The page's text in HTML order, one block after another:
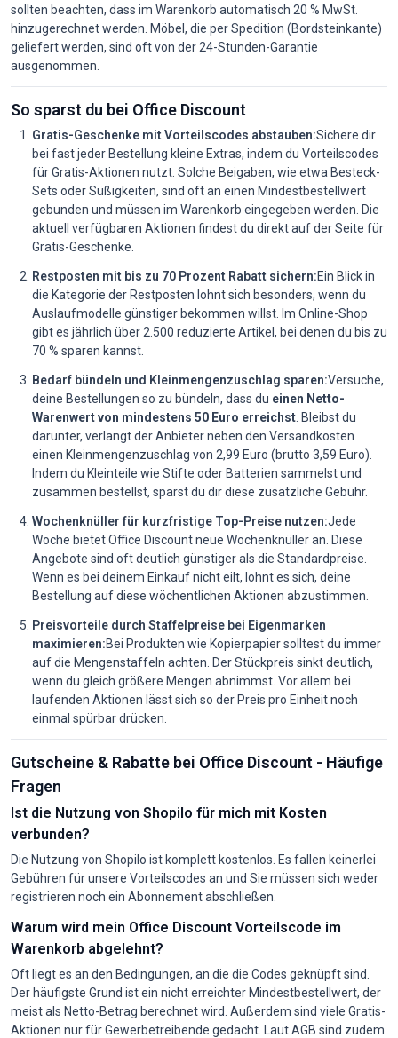
sollten beachten, dass im Warenkorb automatisch 20 % MwSt.
hinzugerechnet werden. Möbel, die per Spedition (Bordsteinkante)
geliefert werden, sind oft von der 24-Stunden-Garantie
ausgenommen.
So sparst du bei Office Discount
Gratis-Geschenke mit Vorteilscodes abstauben:Sichere dir
bei fast jeder Bestellung kleine Extras, indem du Vorteilscodes
für Gratis-Aktionen nutzt. Solche Beigaben, wie etwa Besteck-
Sets oder Süßigkeiten, sind oft an einen Mindestbestellwert
gebunden und müssen im Warenkorb eingegeben werden. Die
aktuell verfügbaren Aktionen findest du direkt auf der Seite für
Gratis-Geschenke.
Restposten mit bis zu 70 Prozent Rabatt sichern:Ein Blick in
die Kategorie der Restposten lohnt sich besonders, wenn du
Auslaufmodelle günstiger bekommen willst. Im Online-Shop
gibt es jährlich über 2.500 reduzierte Artikel, bei denen du bis zu
70 % sparen kannst.
Bedarf bündeln und Kleinmengenzuschlag sparen:Versuche,
deine Bestellungen so zu bündeln, dass du einen Netto-
Warenwert von mindestens 50 Euro erreichst . Bleibst du
darunter, verlangt der Anbieter neben den Versandkosten
einen Kleinmengenzuschlag von 2,99 Euro (brutto 3,59 Euro).
Indem du Kleinteile wie Stifte oder Batterien sammelst und
zusammen bestellst, sparst du dir diese zusätzliche Gebühr.
Wochenknüller für kurzfristige Top-Preise nutzen:Jede
Woche bietet Office Discount neue Wochenknüller an. Diese
Angebote sind oft deutlich günstiger als die Standardpreise.
Wenn es bei deinem Einkauf nicht eilt, lohnt es sich, deine
Bestellung auf diese wöchentlichen Aktionen abzustimmen.
Preisvorteile durch Staffelpreise bei Eigenmarken
maximieren:Bei Produkten wie Kopierpapier solltest du immer
auf die Mengenstaffeln achten. Der Stückpreis sinkt deutlich,
wenn du gleich größere Mengen abnimmst. Vor allem bei
laufenden Aktionen lässt sich so der Preis pro Einheit noch
einmal spürbar drücken.
Gutscheine & Rabatte bei Office Discount - Häufige
Fragen
Ist die Nutzung von Shopilo für mich mit Kosten
verbunden?
Die Nutzung von Shopilo ist komplett kostenlos. Es fallen keinerlei
Gebühren für unsere Vorteilscodes an und Sie müssen sich weder
registrieren noch ein Abonnement abschließen.
Warum wird mein Office Discount Vorteilscode im
Warenkorb abgelehnt?
Oft liegt es an den Bedingungen, an die die Codes geknüpft sind.
Der häufigste Grund ist ein nicht erreichter Mindestbestellwert, der
meist als Netto-Betrag berechnet wird. Außerdem sind viele Gratis-
Aktionen nur für Gewerbetreibende gedacht. Laut AGB sind zudem